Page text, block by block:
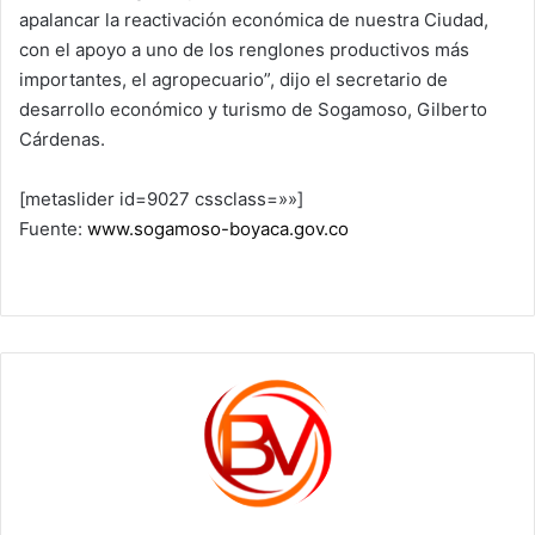
apalancar la reactivación económica de nuestra Ciudad,
con el apoyo a uno de los renglones productivos más
importantes, el agropecuario”, dijo el secretario de
desarrollo económico y turismo de Sogamoso, Gilberto
Cárdenas.
[metaslider id=9027 cssclass=»»]
Fuente: www.sogamoso-boyaca.gov.co